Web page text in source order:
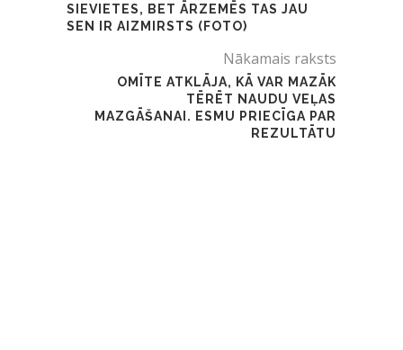
SIEVIETES, BET ĀRZEMĒS TAS JAU
SEN IR AIZMIRSTS (FOTO)
Nākamais raksts
OMĪTE ATKLĀJA, KĀ VAR MAZĀK
TĒRĒT NAUDU VEĻAS
MAZGĀŠANAI. ESMU PRIECĪGA PAR
REZULTĀTU